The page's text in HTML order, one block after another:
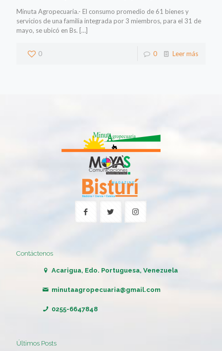
Minuta Agropecuaria.- El consumo promedio de 61 bienes y
servicios de una familia integrada por 3 miembros, para el 31 de
mayo, se ubicó en Bs. […]
0 0 Leer más
Contáctenos
Acarigua, Edo. Portuguesa, Venezuela
minutaagropecuaria@gmail.com
0255-6647848
Últimos Posts